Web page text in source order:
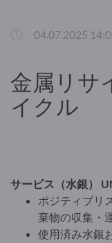
04.07.2025
金属リサ
イクル
サービス（水銀）
ポジティブリ
棄物の収集・
使用済み水銀